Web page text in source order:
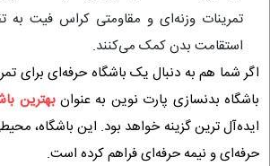
تمرینات وزنه‌ای و مقاومتی کراس فیت به
استقامت بدن کمک می‌کنند.
اگر شما هم به دنبال یک باشگاه حرفه‌ای برای
باشگاه بدنسازی پارت نوین به عنوانبهترین
ایده‌آل ترین گزینه خواهد بود. این باشگاه،
حرفه‌ای و نیمه حرفه‌ای فراهم کرده است.